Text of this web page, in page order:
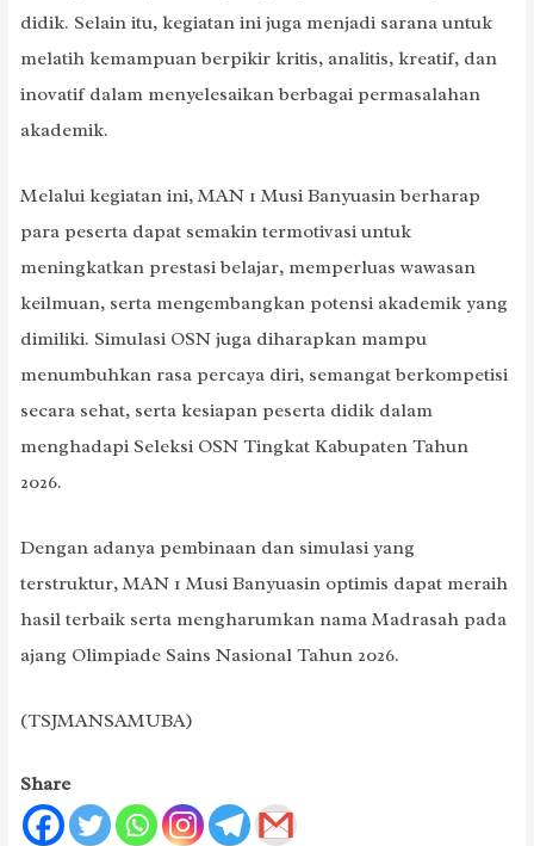
didik. Selain itu, kegiatan ini juga menjadi sarana untuk
melatih kemampuan berpikir kritis, analitis, kreatif, dan
inovatif dalam menyelesaikan berbagai permasalahan
akademik.
Melalui kegiatan ini, MAN 1 Musi Banyuasin berharap
para peserta dapat semakin termotivasi untuk
meningkatkan prestasi belajar, memperluas wawasan
keilmuan, serta mengembangkan potensi akademik yang
dimiliki. Simulasi OSN juga diharapkan mampu
menumbuhkan rasa percaya diri, semangat berkompetisi
secara sehat, serta kesiapan peserta didik dalam
menghadapi Seleksi OSN Tingkat Kabupaten Tahun
2026.
Dengan adanya pembinaan dan simulasi yang
terstruktur, MAN 1 Musi Banyuasin optimis dapat meraih
hasil terbaik serta mengharumkan nama Madrasah pada
ajang Olimpiade Sains Nasional Tahun 2026.
(TSJMANSAMUBA)
Share